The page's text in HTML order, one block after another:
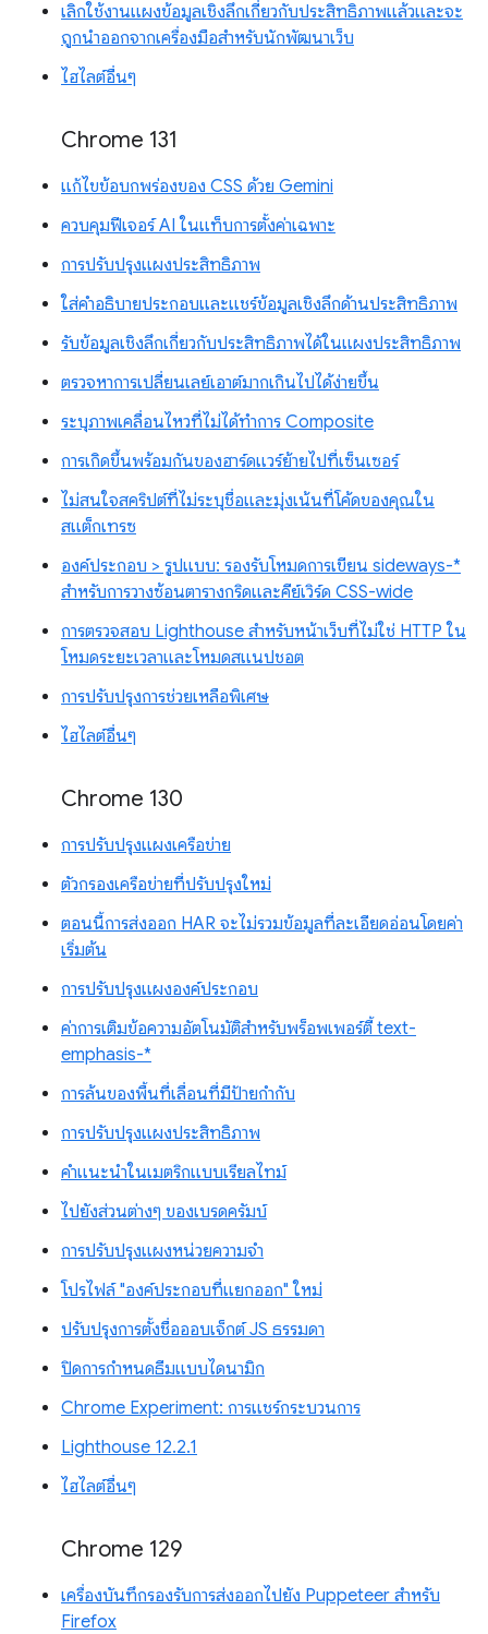
เลิกใช้งานแผงข้อมูลเชิงลึกเกี่ยวกับประสิทธิภาพแล้วและจะ
ถูกนำออกจากเครื่องมือสำหรับนักพัฒนาเว็บ
ไฮไลต์อื่นๆ
Chrome 131
แก้ไขข้อบกพร่องของ CSS ด้วย Gemini
ควบคุมฟีเจอร์ AI ในแท็บการตั้งค่าเฉพาะ
การปรับปรุงแผงประสิทธิภาพ
ใส่คำอธิบายประกอบและแชร์ข้อมูลเชิงลึกด้านประสิทธิภาพ
รับข้อมูลเชิงลึกเกี่ยวกับประสิทธิภาพได้ในแผงประสิทธิภาพ
ตรวจหาการเปลี่ยนเลย์เอาต์มากเกินไปได้ง่ายขึ้น
ระบุภาพเคลื่อนไหวที่ไม่ได้ทำการ Composite
การเกิดขึ้นพร้อมกันของฮาร์ดแวร์ย้ายไปที่เซ็นเซอร์
ไม่สนใจสคริปต์ที่ไม่ระบุชื่อและมุ่งเน้นที่โค้ดของคุณใน
สแต็กเทรซ
องค์ประกอบ > รูปแบบ: รองรับโหมดการเขียน sideways-*
สำหรับการวางซ้อนตารางกริดและคีย์เวิร์ด CSS-wide
การตรวจสอบ Lighthouse สำหรับหน้าเว็บที่ไม่ใช่ HTTP ใน
โหมดระยะเวลาและโหมดสแนปชอต
การปรับปรุงการช่วยเหลือพิเศษ
ไฮไลต์อื่นๆ
Chrome 130
การปรับปรุงแผงเครือข่าย
ตัวกรองเครือข่ายที่ปรับปรุงใหม่
ตอนนี้การส่งออก HAR จะไม่รวมข้อมูลที่ละเอียดอ่อนโดยค่า
เริ่มต้น
การปรับปรุงแผงองค์ประกอบ
ค่าการเติมข้อความอัตโนมัติสำหรับพร็อพเพอร์ตี้ text-
emphasis-*
การล้นของพื้นที่เลื่อนที่มีป้ายกำกับ
การปรับปรุงแผงประสิทธิภาพ
คำแนะนำในเมตริกแบบเรียลไทม์
ไปยังส่วนต่างๆ ของเบรดครัมบ์
การปรับปรุงแผงหน่วยความจำ
โปรไฟล์ "องค์ประกอบที่แยกออก" ใหม่
ปรับปรุงการตั้งชื่อออบเจ็กต์ JS ธรรมดา
ปิดการกำหนดธีมแบบไดนามิก
Chrome Experiment: การแชร์กระบวนการ
Lighthouse 12.2.1
ไฮไลต์อื่นๆ
Chrome 129
เครื่องบันทึกรองรับการส่งออกไปยัง Puppeteer สำหรับ
Firefox